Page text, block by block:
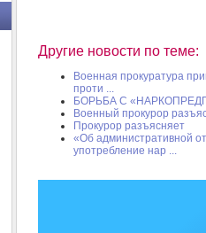
Другие новости по теме:
Военная прокуратура
проти ...
БОРЬБА С
Военный прокурор
Прокурор разъясняет
«Об административной
употребление нар ...